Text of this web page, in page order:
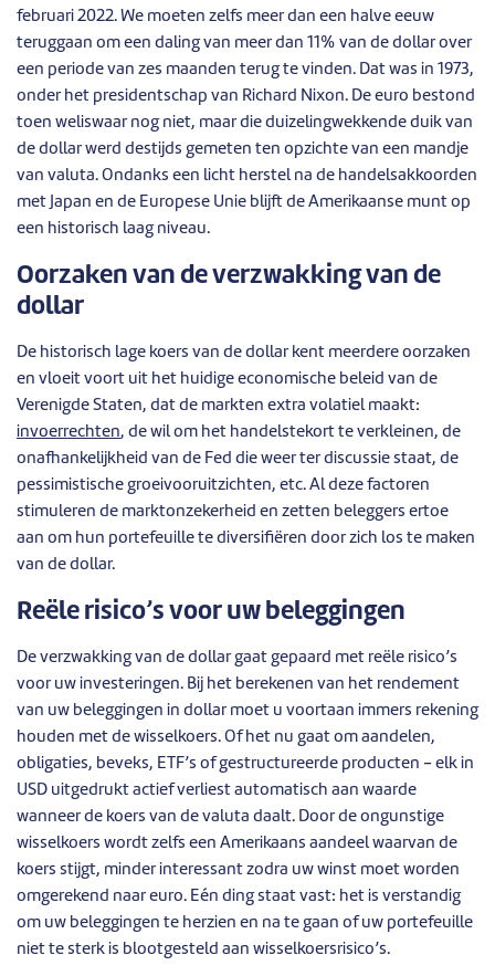
februari 2022. We moeten zelfs meer dan een halve eeuw
teruggaan om een daling van meer dan 11% van de dollar over
een periode van zes maanden terug te vinden. Dat was in 1973,
onder het presidentschap van Richard Nixon. De euro bestond
toen weliswaar nog niet, maar die duizelingwekkende duik van
de dollar werd destijds gemeten ten opzichte van een mandje
van valuta. Ondanks een licht herstel na de handelsakkoorden
met Japan en de Europese Unie blijft de Amerikaanse munt op
een historisch laag niveau.
Oorzaken van de verzwakking van de
dollar
De historisch lage koers van de dollar kent meerdere oorzaken
en vloeit voort uit het huidige economische beleid van de
Verenigde Staten, dat de markten extra volatiel maakt:
invoerrechten, de wil om het handelstekort te verkleinen, de
onafhankelijkheid van de Fed die weer ter discussie staat, de
pessimistische groeivooruitzichten, etc. Al deze factoren
stimuleren de marktonzekerheid en zetten beleggers ertoe
aan om hun portefeuille te diversifiëren door zich los te maken
van de dollar.
Reële risico’s voor uw beleggingen
De verzwakking van de dollar gaat gepaard met reële risico’s
voor uw investeringen. Bij het berekenen van het rendement
van uw beleggingen in dollar moet u voortaan immers rekening
houden met de wisselkoers. Of het nu gaat om aandelen,
obligaties, beveks, ETF’s of gestructureerde producten - elk in
USD uitgedrukt actief verliest automatisch aan waarde
wanneer de koers van de valuta daalt. Door de ongunstige
wisselkoers wordt zelfs een Amerikaans aandeel waarvan de
koers stijgt, minder interessant zodra uw winst moet worden
omgerekend naar euro. Eén ding staat vast: het is verstandig
om uw beleggingen te herzien en na te gaan of uw portefeuille
niet te sterk is blootgesteld aan wisselkoersrisico’s.